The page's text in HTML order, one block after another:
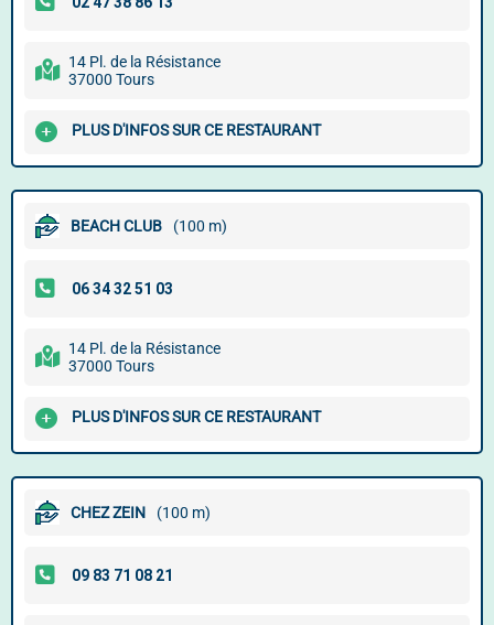
14 Pl. de la Résistance
37000 Tours
PLUS D'INFOS SUR CE RESTAURANT
BEACH CLUB (100 m)
14 Pl. de la Résistance
37000 Tours
PLUS D'INFOS SUR CE RESTAURANT
CHEZ ZEIN (100 m)